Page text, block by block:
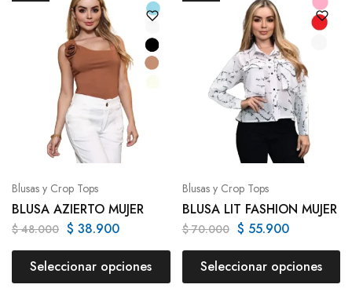
Blusas y Crop Tops
BLUSA AZIERTO MUJER
$48.000 $ 38.900
Seleccionar opciones
Blusas y Crop Tops
BLUSA LIT FASHION MUJER
$70.000 $ 55.900
Seleccionar opciones